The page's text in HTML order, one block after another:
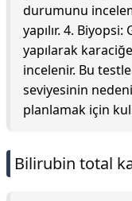
durumunu
yapılır. 4.
yapılarak
incelenir. Bu
seviyesinin
planlamak için
Bilirubin total